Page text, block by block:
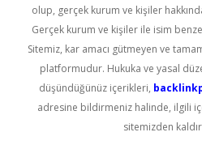
olup, gerçek kurum ve kişiler
Gerçek kurum ve kişiler ile isim
Sitemiz, kar amacı gütmeyen ve
platformudur. Hukuka ve yasal
düşündüğünüz içerikleri,
adresine bildirmeniz halinde, ilgili
sitemizden